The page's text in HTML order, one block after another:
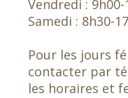
Vendredi : 9h00-
Samedi : 8h30-
Pour les jours
contacter par
les horaires et